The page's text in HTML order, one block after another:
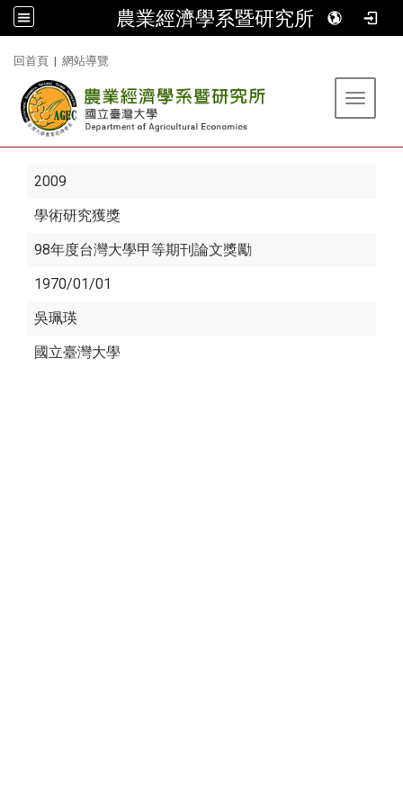
農業經濟學系暨研究所
回首頁 | 網站導覽
Toggle
2009
學術研究獲獎
98年度台灣大學甲等期刊論文獎勵
1970/01/01
吳珮瑛
國立臺灣大學